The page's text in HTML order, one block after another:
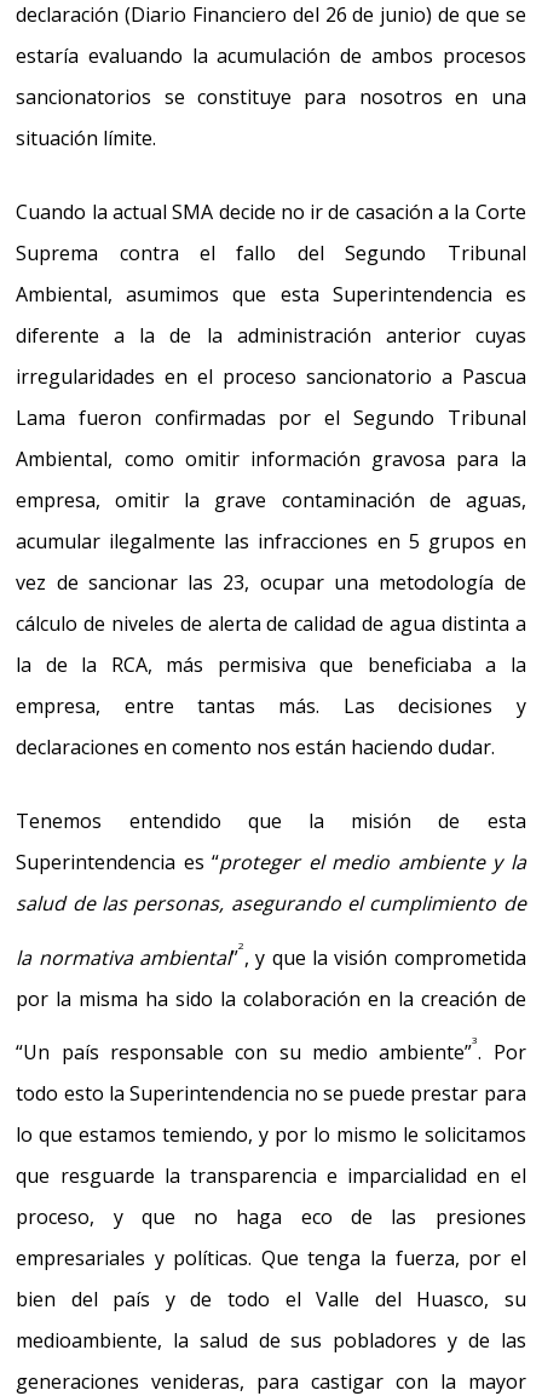
declaración (Diario Financiero del 26 de junio) de que se
estaría evaluando la acumulación de ambos procesos
sancionatorios se constituye para nosotros en una
situación límite.
Cuando la actual SMA decide no ir de casación a la Corte
Suprema contra el fallo del Segundo Tribunal
Ambiental, asumimosque esta Superintendencia es
diferente a la de la administración anterior cuyas
irregularidades en el proceso sancionatorio a Pascua
Lama fueron confirmadas por el Segundo Tribunal
Ambiental, como omitir información gravosa para la
empresa, omitir la grave contaminación de aguas,
acumular ilegalmente las infracciones en 5 grupos en
vez de sancionar las 23, ocupar una metodología de
cálculo de niveles de alerta de calidad de agua distinta a
la de la RCA, más permisiva que beneficiaba a la
empresa, entre tantas más. Las decisiones y
declaraciones en comento nos están haciendo dudar.
Tenemos entendido que la misión de esta
Superintendencia es “proteger el medio ambiente y la
salud de las personas, asegurando el cumplimiento de
la normativa ambiental”2, y que la visión comprometida
por la misma ha sido la colaboración en la creación de
“Un país responsable con su medio ambiente”3. Por
todo esto la Superintendencia no se puede prestar para
lo que estamos temiendo, y por lo mismo le solicitamos
que resguarde la transparencia e imparcialidad en el
proceso, y que no haga eco de las presiones
empresariales y políticas. Que tenga la fuerza, por el
bien del país y de todo el Valle del Huasco, su
medioambiente, la salud de sus pobladores y de las
generaciones venideras, para castigar con la mayor